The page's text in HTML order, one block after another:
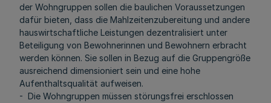
der Wohngruppen sollen die baulichen Voraussetzungen
dafür bieten, dass die Mahlzeitenzubereitung und andere
hauswirtschaftliche Leistungen dezentralisiert unter
Beteiligung von Bewohnerinnen und Bewohnern erbracht
werden können. Sie sollen in Bezug auf die Gruppengröße
ausreichend dimensioniert sein und eine hohe
Aufenthaltsqualität aufweisen.
- Die Wohngruppen müssen störungsfrei erschlossen